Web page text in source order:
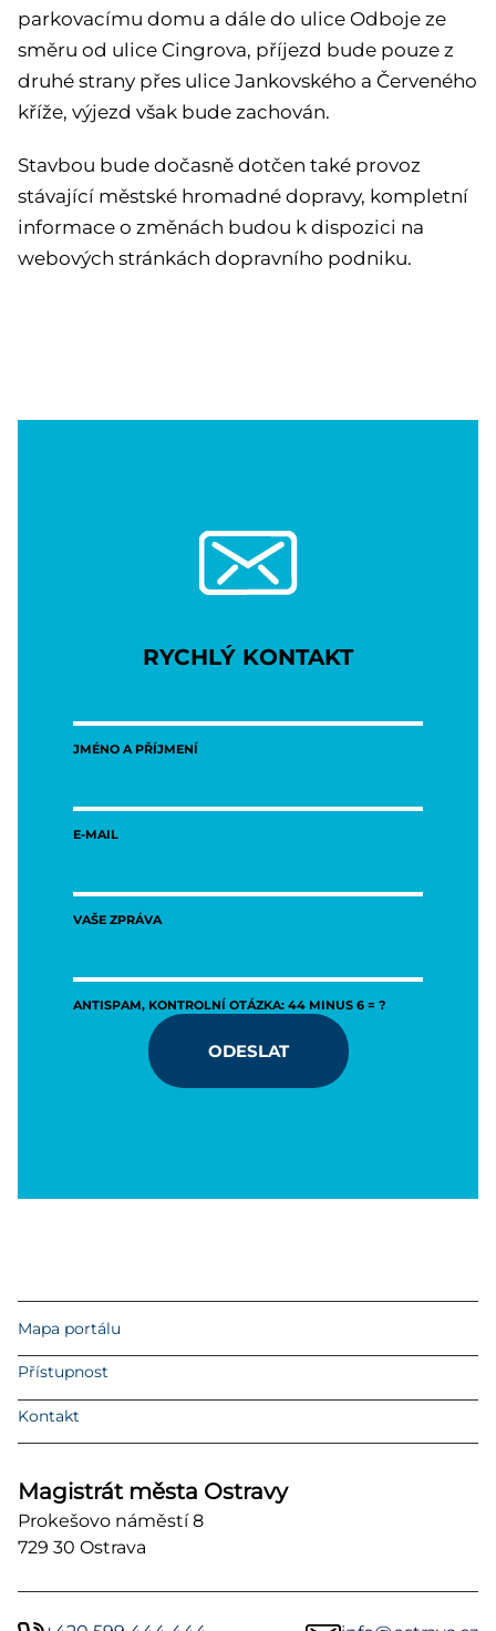
parkovacímu domu a dále do ulice Odboje ze
směru od ulice Cingrova, příjezd bude pouze z
druhé strany přes ulice Jankovského a Červeného
kříže, výjezd však bude zachován.
Stavbou bude dočasně dotčen také provoz
stávající městské hromadné dopravy, kompletní
informace o změnách budou k dispozici na
webových stránkách dopravního podniku.
RYCHLÝ KONTAKT
JMÉNO A PŘÍJMENÍ
E-MAIL
VAŠE ZPRÁVA
ANTISPAM, KONTROLNÍ OTÁZKA: 44 MINUS 6 = ?
ODESLAT
Mapa portálu
Přístupnost
Kontakt
Magistrát města Ostravy
Prokešovo náměstí 8
729 30 Ostrava